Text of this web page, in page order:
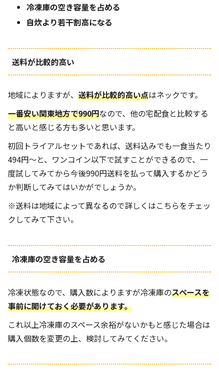
冷凍庫の空き容量を占める
自炊より若干割高になる
送料が比較的高い
地域によりますが、 送料が比較的高い点はネックです。
一番安い関東地方で990円なので、他の宅配食と比較する
と高いと感じる方も多いと思います。
初回トライアルセットであれば、送料込みでも一食当たり
494円～と、ワンコイン以下で試すことができるので、一
度試してみてから今後990円送料を払って購入するかどう
か判断してみてはいかがでしょうか。
※送料は地域によって異なるので詳しくはこちらをチェッ
クしてみて下さい。
冷凍庫の空き容量を占める
冷凍状態なので、購入数によりますが冷凍庫のスペースを
事前に開けておく必要があります。
これ以上冷凍庫のスペース余裕がないかもと感じた場合は
購入個数を変更の上、検討してみてください。